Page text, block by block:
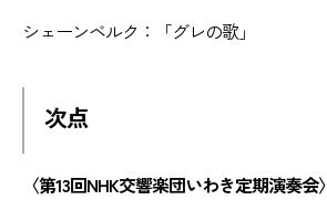
シェーンベルク：「グレの歌」
次点
〈第13回NHK交響楽団いわき定期演奏会〉